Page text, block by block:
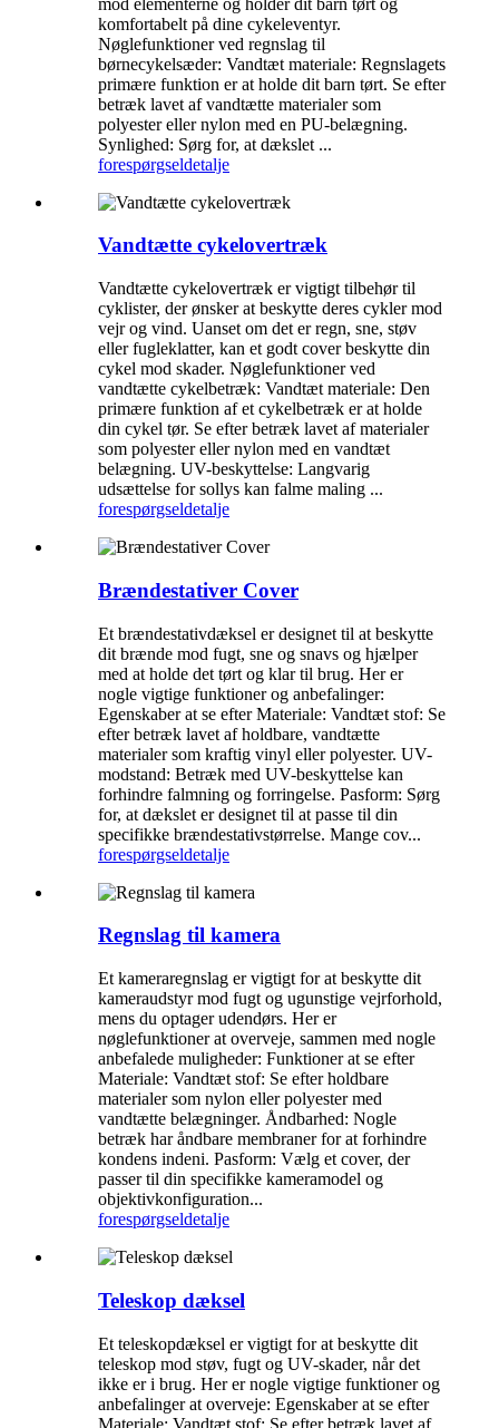
komfortabelt på dine cykeleventyr.
Nøglefunktioner ved regnslag til
børnecykelsæder: Vandtæt materiale: Regnslagets
primære funktion er at holde dit barn tørt. Se efter
betræk lavet af vandtætte materialer som
polyester eller nylon med en PU-belægning.
Synlighed: Sørg for, at dækslet ...
forespørgseldetalje
Vandtætte cykelovertræk
Vandtætte cykelovertræk er vigtigt tilbehør til
cyklister, der ønsker at beskytte deres cykler mod
vejr og vind. Uanset om det er regn, sne, støv
eller fugleklatter, kan et godt cover beskytte din
cykel mod skader. Nøglefunktioner ved
vandtætte cykelbetræk: Vandtæt materiale: Den
primære funktion af et cykelbetræk er at holde
din cykel tør. Se efter betræk lavet af materialer
som polyester eller nylon med en vandtæt
belægning. UV-beskyttelse: Langvarig
udsættelse for sollys kan falme maling ...
forespørgseldetalje
Brændestativer Cover
Et brændestativdæksel er designet til at beskytte
dit brænde mod fugt, sne og snavs og hjælper
med at holde det tørt og klar til brug. Her er
nogle vigtige funktioner og anbefalinger:
Egenskaber at se efter Materiale: Vandtæt stof: Se
efter betræk lavet af holdbare, vandtætte
materialer som kraftig vinyl eller polyester. UV-
modstand: Betræk med UV-beskyttelse kan
forhindre falmning og forringelse. Pasform: Sørg
for, at dækslet er designet til at passe til din
specifikke brændestativstørrelse. Mange cov...
forespørgseldetalje
Regnslag til kamera
Et kameraregnslag er vigtigt for at beskytte dit
kameraudstyr mod fugt og ugunstige vejrforhold,
mens du optager udendørs. Her er
nøglefunktioner at overveje, sammen med nogle
anbefalede muligheder: Funktioner at se efter
Materiale: Vandtæt stof: Se efter holdbare
materialer som nylon eller polyester med
vandtætte belægninger. Åndbarhed: Nogle
betræk har åndbare membraner for at forhindre
kondens indeni. Pasform: Vælg et cover, der
passer til din specifikke kameramodel og
objektivkonfiguration...
forespørgseldetalje
Teleskop dæksel
Et teleskopdæksel er vigtigt for at beskytte dit
teleskop mod støv, fugt og UV-skader, når det
ikke er i brug. Her er nogle vigtige funktioner og
anbefalinger at overveje: Egenskaber at se efter
Materiale: Vandtæt stof: Se efter betræk lavet af